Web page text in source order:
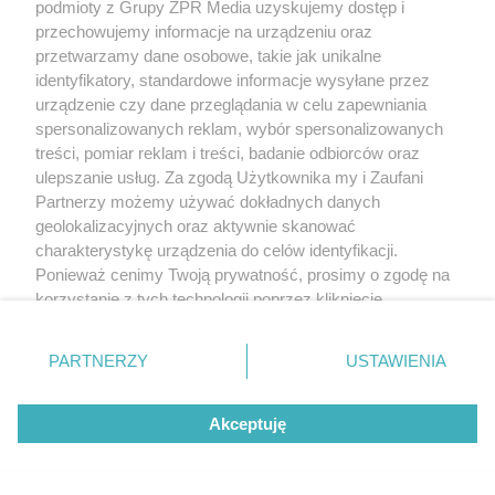
ZOBACZ WIĘCEJ
podmioty z Grupy ZPR Media uzyskujemy dostęp i
przechowujemy informacje na urządzeniu oraz
przetwarzamy dane osobowe, takie jak unikalne
identyfikatory, standardowe informacje wysyłane przez
urządzenie czy dane przeglądania w celu zapewniania
spersonalizowanych reklam, wybór spersonalizowanych
treści, pomiar reklam i treści, badanie odbiorców oraz
ulepszanie usług. Za zgodą Użytkownika my i Zaufani
Partnerzy możemy używać dokładnych danych
geolokalizacyjnych oraz aktywnie skanować
charakterystykę urządzenia do celów identyfikacji.
Ponieważ cenimy Twoją prywatność, prosimy o zgodę na
korzystanie z tych technologii poprzez kliknięcie
zmienić/wycofać klikając przycisk ustawień prywatności
znajdujący się w lewym dolnym rogu strony
rodzaje przetwarzania danych nie wymagają zgody
użytkownika, ale masz prawo sprzeciwić się takiemu
przetwarzaniu. Preferencje będą miały zastosowanie tylko
PARTNERZY USTAWIENIA
Akceptuję